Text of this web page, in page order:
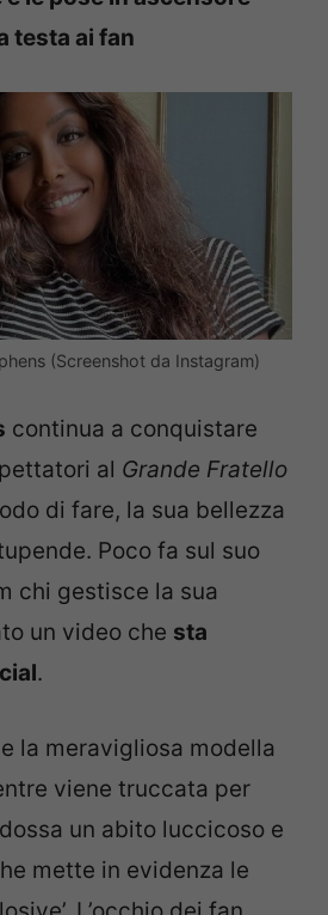
testa ai fan
(Screenshot da Instagram)
continua a conquistare
al Grande Fratello
di fare, la sua bellezza
Poco fa sul suo
chi gestisce la sua
un video che sta
.
la meravigliosa modella
viene truccata per
un abito luccicoso e
mette in evidenza le